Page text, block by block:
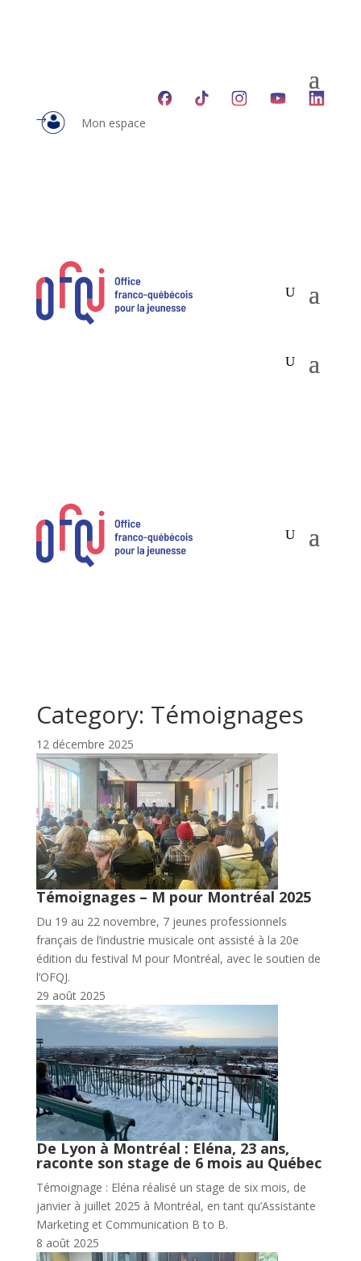
Mon espace
Category: Témoignages
12 décembre 2025
Témoignages – M pour Montréal 2025
Du 19 au 22 novembre, 7 jeunes professionnels
français de l’industrie musicale ont assisté à la 20e
édition du festival M pour Montréal, avec le soutien de
l’OFQJ.
29 août 2025
De Lyon à Montréal : Eléna, 23 ans,
raconte son stage de 6 mois au Québec
Témoignage : Eléna réalisé un stage de six mois, de
janvier à juillet 2025 à Montréal, en tant qu’Assistante
Marketing et Communication B to B.
8 août 2025